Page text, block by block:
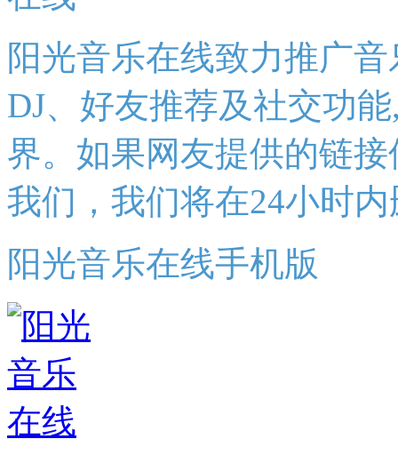
阳光音乐在线致力推广
DJ、好友推荐及社交功
界。如果网友提供的链
我们，我们将在24小时
阳光音乐在线手机版